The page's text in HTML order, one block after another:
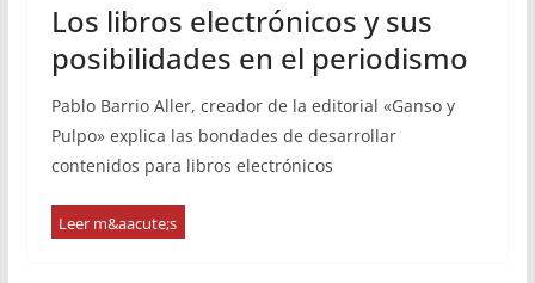
Los libros electrónicos y sus
posibilidades en el periodismo
Pablo Barrio Aller, creador de la editorial «Ganso y
Pulpo» explica las bondades de desarrollar
contenidos para libros electrónicos